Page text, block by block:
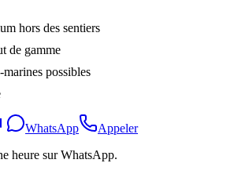
hors des sentiers
de gamme
marines possibles
WhatsApp
Appeler
heure sur WhatsApp.